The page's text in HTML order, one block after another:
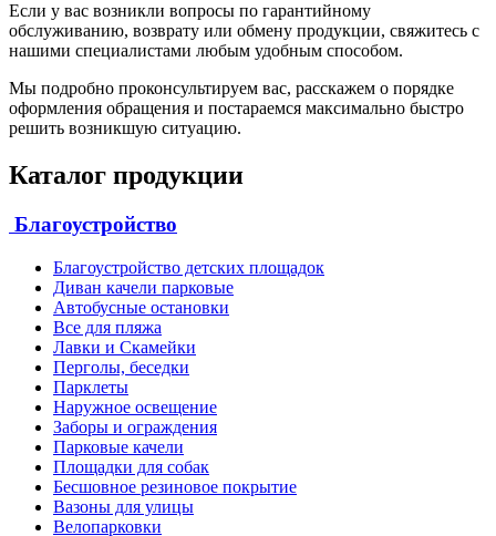
Если у вас возникли вопросы по гарантийному
обслуживанию, возврату или обмену продукции, свяжитесь с
нашими специалистами любым удобным способом.
Мы подробно проконсультируем вас, расскажем о порядке
оформления обращения и постараемся максимально быстро
решить возникшую ситуацию.
Каталог продукции
Благоустройство
Благоустройство детских площадок
Диван качели парковые
Автобусные остановки
Все для пляжа
Лавки и Скамейки
Перголы, беседки
Парклеты
Наружное освещение
Заборы и ограждения
Парковые качели
Площадки для собак
Бесшовное резиновое покрытие
Вазоны для улицы
Велопарковки